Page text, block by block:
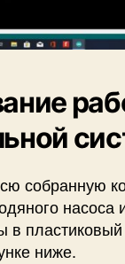
собранную
насоса
в пластиковый
ниже.